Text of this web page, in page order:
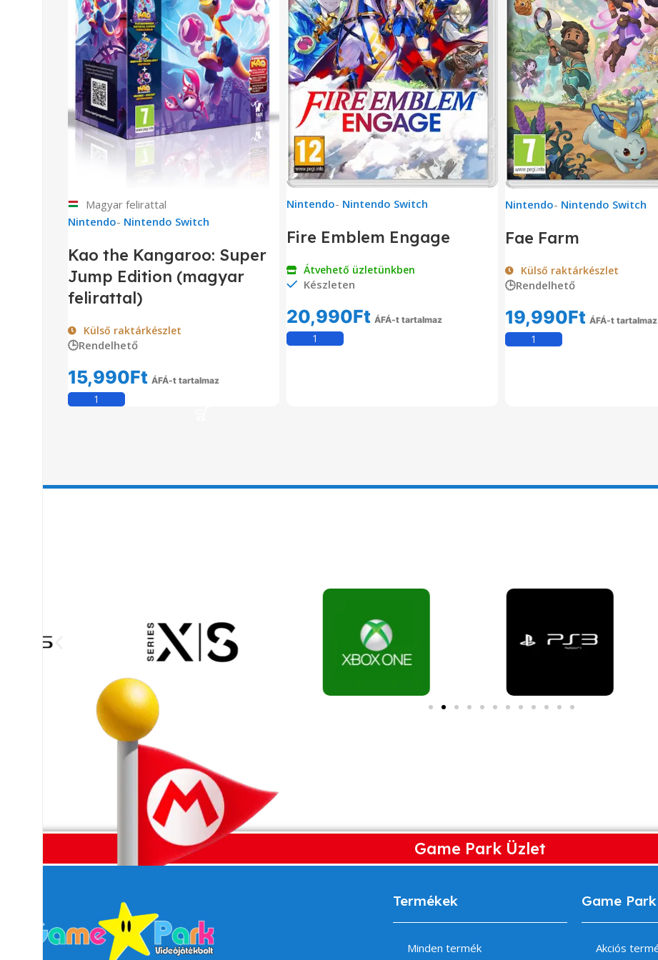
Magyar felirattal
Nintendo- Nintendo Switch
Kao the Kangaroo: Super
Jump Edition (magyar
felirattal)
Külső raktárkészlet
🕒Rendelhető
15,990Ft ÁFÁ-t tartalmaz
Nintendo- Nintendo Switch
Fire Emblem Engage
Átvehető üzletünkben
Készleten
20,990Ft ÁFÁ-t tartalmaz
Nintendo- Nintendo Switch
Fae Farm
Külső raktárkészlet
🕒Rendelhető
19,990Ft ÁFÁ-t tartalmaz
Game Park Üzlet
Termékek
Minden termék
Game Park
Akciós